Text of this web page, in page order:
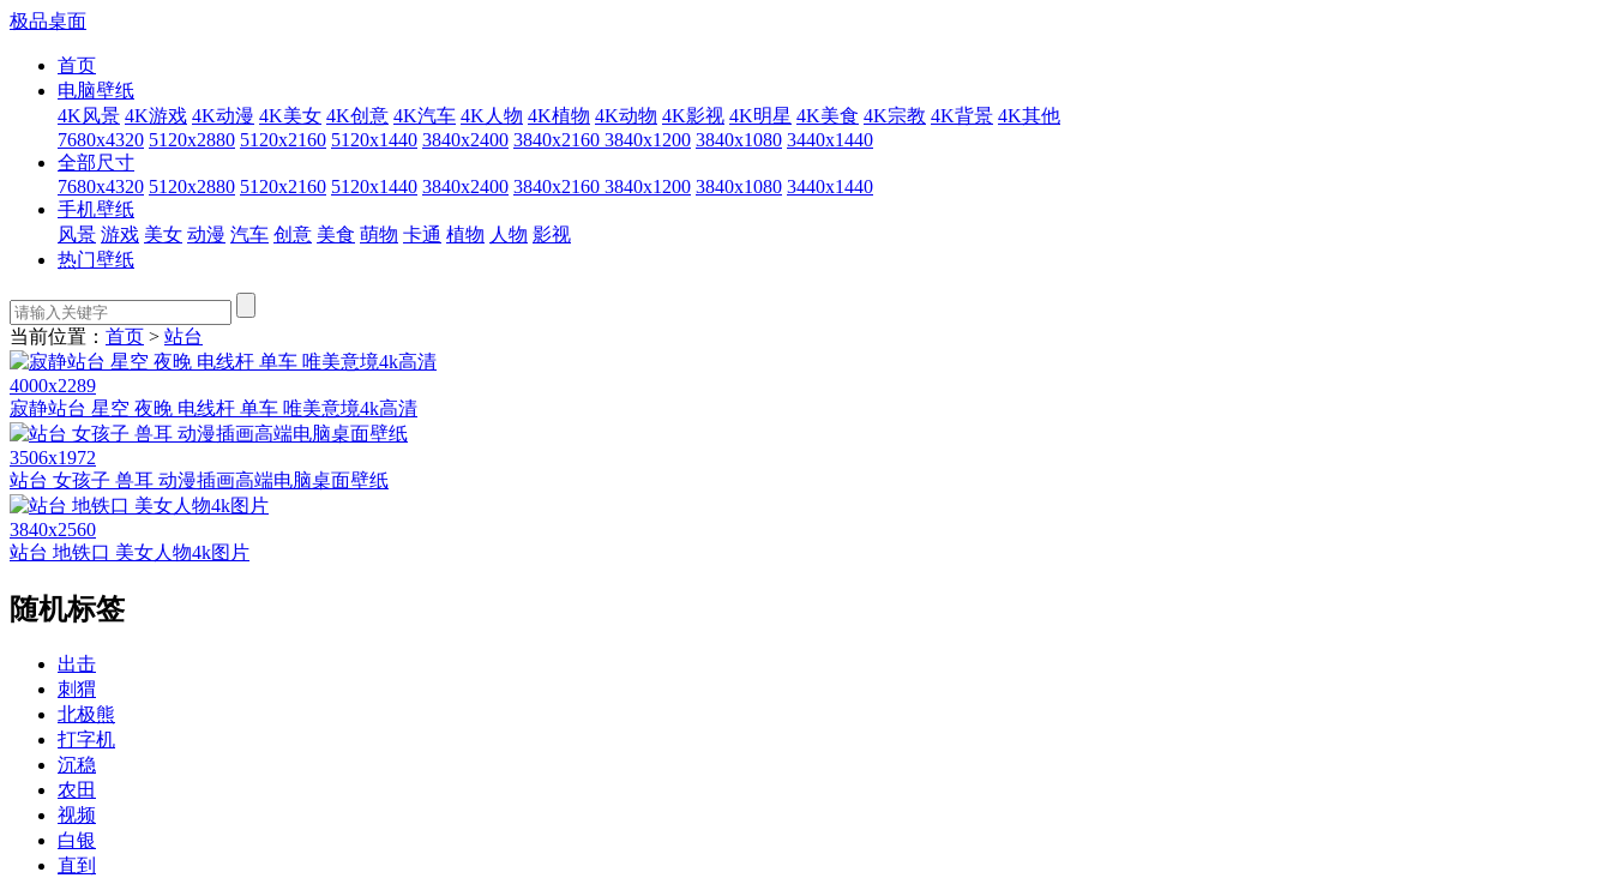
极品桌面
首页
电脑壁纸
4K风景 4K游戏 4K动漫 4K美女 4K创意 4K汽车 4K人物 4K植物 4K动物 4K影视 4K明星 4K美食 4K宗教 4K背景 4K其他
7680x4320 5120x2880 5120x2160 5120x1440 3840x2400 3840x2160 3840x1200 3840x1080 3440x1440
全部尺寸
7680x4320 5120x2880 5120x2160 5120x1440 3840x2400 3840x2160 3840x1200 3840x1080 3440x1440
手机壁纸
风景 游戏 美女 动漫 汽车 创意 美食 萌物 卡通 植物 人物 影视
热门壁纸
当前位置： 首页 > 站台
4000x2289
寂静站台 星空 夜晚 电线杆 单车 唯美意境4k高清
3506x1972
站台 女孩子 兽耳 动漫插画高端电脑桌面壁纸
3840x2560
站台 地铁口 美女人物4k图片
随机标签
出击
刺猬
北极熊
打字机
沉稳
农田
视频
白银
直到